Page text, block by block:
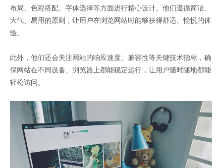
布局、色彩搭配、字体选择等方面进行精心设计。他们遵循简洁、
大气、易用的原则，让用户在浏览网站时能够获得舒适、愉悦的体
验。
此外，他们还会关注网站的响应速度、兼容性等关键技术指标，确
保网站在不同设备、浏览器上都能稳定运行，让用户随时随地都能
轻松访问。